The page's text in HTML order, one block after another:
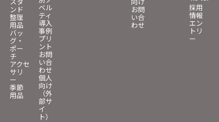
ンド
整理
用品
バッ
グ・
ポー
チ
アクセ
サリ
ー
季節
用品
ベル
ティ
導入
事例
プリ
ント
お問
い合
わせ
個人
向け
（外
部サ
イ
ト）
お問
い合
わせ
採用
情報
エン
トリ
ー